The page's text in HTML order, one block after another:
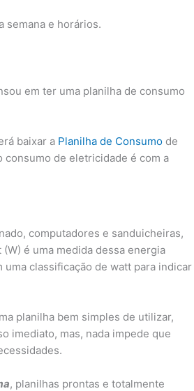
semana e horários.
em ter uma planilha de consumo
baixar a Planilha de Consumo de
de eletricidade é com a
computadores e sanduicheiras,
é uma medida dessa energia
classificação de watt para indicar
planilha bem simples de utilizar,
imediato, mas, nada impede que
, planilhas prontas e totalmente